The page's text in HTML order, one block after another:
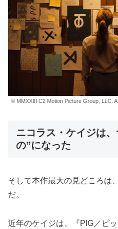
© MMXXIII C2 Motion Picture Group, LLC.
ニコラス・ケイジは
の”になった
そして本作最大の見どころは
だ。
近年のケイジは、『PIG／ピ